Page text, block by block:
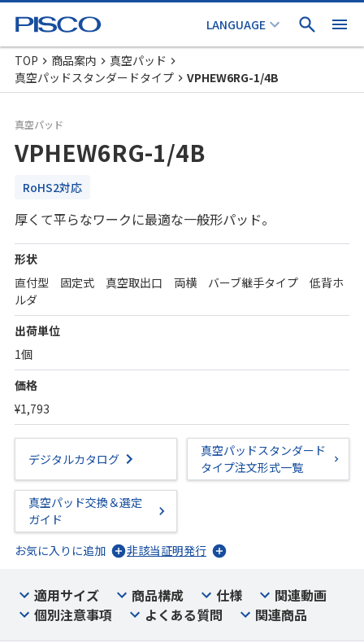
TOP 商品案内
真空パッド
真空パッドスタンダードタイプ
VPHEW6RG-1/4B
真空パッド
VPHEW6RG-1/4B
RoHS2対応
厚くて平らなワークに最適な一般形パッド。
形状
直付型 固定式 真空取出口 両横 バーブ継手タイプ 低背ホ
ルダ
出荷単位
1個
価格
¥1,793
デジタルカタログ
真空パッドスタンダード
タイプ注文形式一覧
真空パッド交換＆選定
ガイド
お気に入りに追加
非該当証明発行
適用サイズ 商品構成 仕様
関連動画
個別注意事項
よくある質問 関連商品